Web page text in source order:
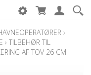
›
› TILBEHØR TIL
AF TOV 26 CM